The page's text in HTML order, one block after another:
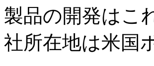
製品の開発はこ
社所在地は米国